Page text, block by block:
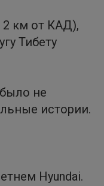
2 км от КАД),
Тибету
не
истории.
Hyundai.